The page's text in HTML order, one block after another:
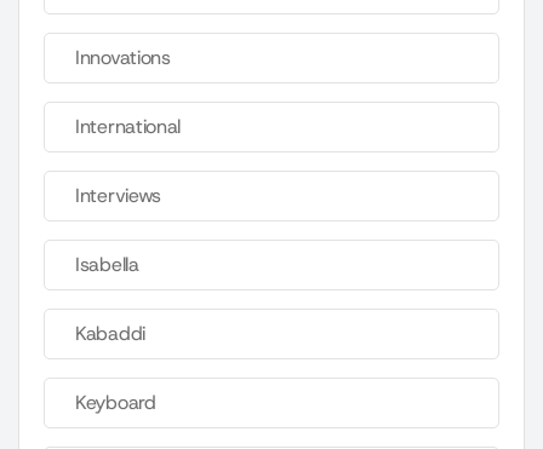
Innovations
International
Interviews
Isabella
Kabaddi
Keyboard